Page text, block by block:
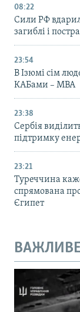
08:22
Сили РФ
загиблі і
23:54
В Ізюмі сім
КАБами – МВА
23:38
Сербія
підтримку
23:21
Туреччина
спрямована
Єгипет